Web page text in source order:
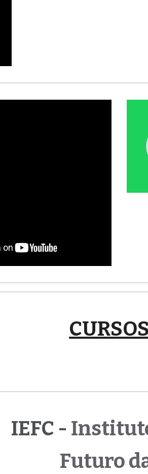
IEFC -
Futuro